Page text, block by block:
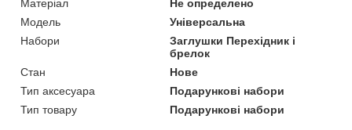
Матеріал
Не определено
Мoдель
Універсальна
Набори
Заглушки Перехідник і
брелок
Стан
Нове
Тип аксесуара
Подарункові набори
Тип товару
Подарункові набори